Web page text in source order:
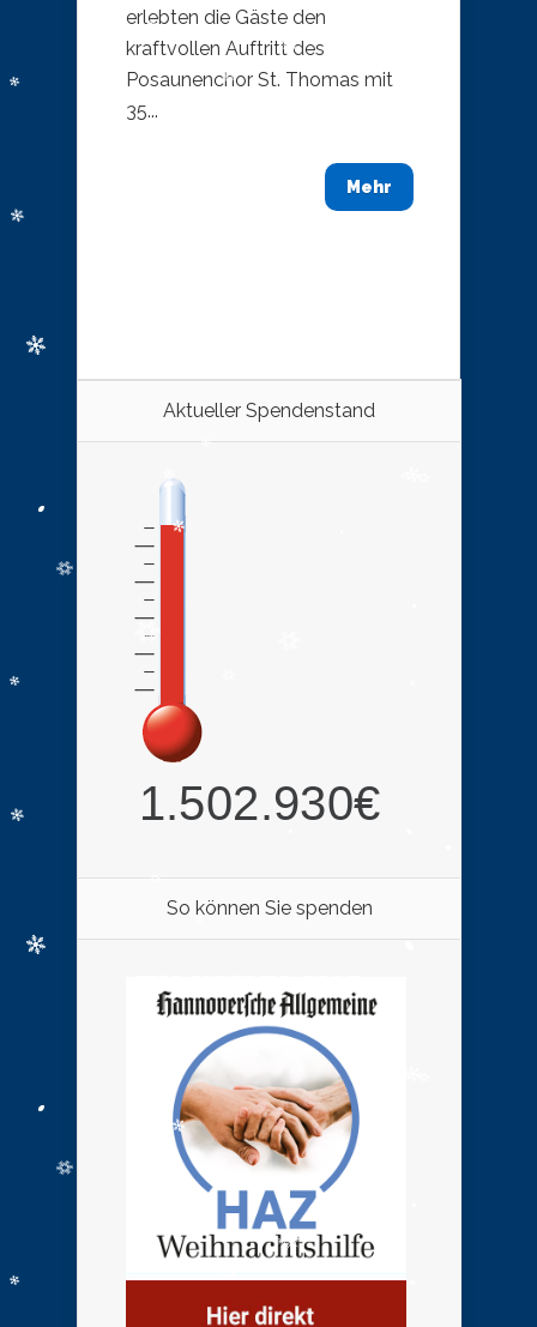
erlebten die Gäste den
kraftvollen Auftritt des
Posaunenchor St. Thomas mit
35...
Mehr
Aktueller Spendenstand
So können Sie spenden